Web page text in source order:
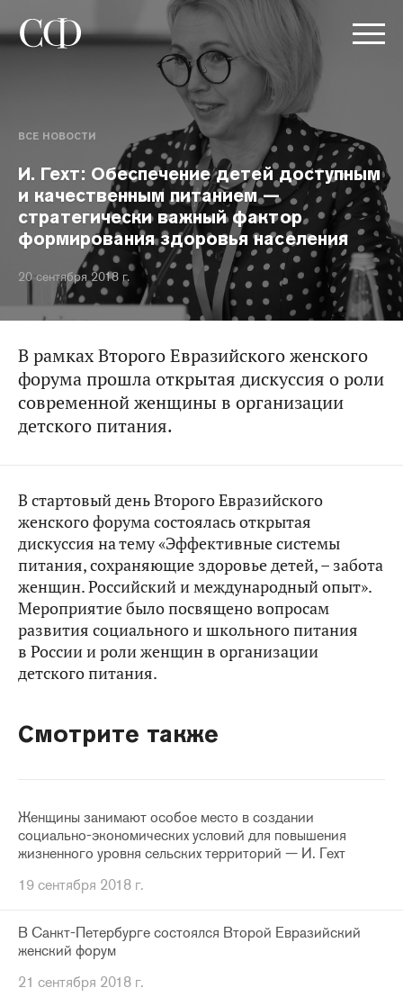
ВСЕ НОВОСТИ
И. Гехт: Обеспечение детей доступным
и качественным питанием —
стратегически важный фактор
формирования здоровья населения
20 сентября 2018 г.
В рамках Второго Евразийского женского
форума прошла открытая дискуссия о роли
современной женщины в организации
детского питания.
В стартовый день Второго Евразийского
женского форума состоялась открытая
дискуссия на тему «Эффективные системы
питания, сохраняющие здоровье детей, – забота
женщин. Российский и международный опыт».
Мероприятие было посвящено вопросам
развития социального и школьного питания
в России и роли женщин в организации
детского питания.
Смотрите также
Женщины занимают особое место в создании
социально-экономических условий для повышения
жизненного уровня сельских территорий — И. Гехт
19 сентября 2018 г.
В Санкт-Петербурге состоялся Второй Евразийский
женский форум
21 сентября 2018 г.